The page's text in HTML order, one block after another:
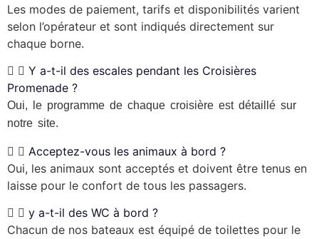
Les modes de paiement, tarifs et disponibilités varient
selon l’opérateur et sont indiqués directement sur
chaque borne.
Y a-t-il des escales pendant les Croisières
Promenade ?
Oui, le programme de chaque croisière est détaillé sur
notre site.
Acceptez-vous les animaux à bord ?
Oui, les animaux sont acceptés et doivent être tenus en
laisse pour le confort de tous les passagers.
y a-t-il des WC à bord ?
Chacun de nos bateaux est équipé de toilettes pour le